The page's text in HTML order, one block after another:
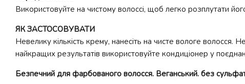
Використовуйте на чистому волоссі, щоб легко розплутати
ЯК ЗАСТОСОВУВАТИ
Невелику кількість крему, нанесіть на чисте вологе
найкращих результатів використовуйте кондиціонер у
Безпечний для фарбованого волосся. Веганський. без